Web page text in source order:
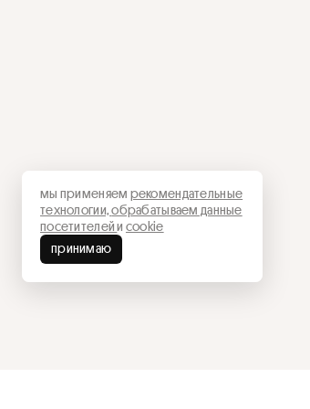
мы применяем рекомендательные
технологии,обрабатываем данные
посетителейи cookie
принимаю